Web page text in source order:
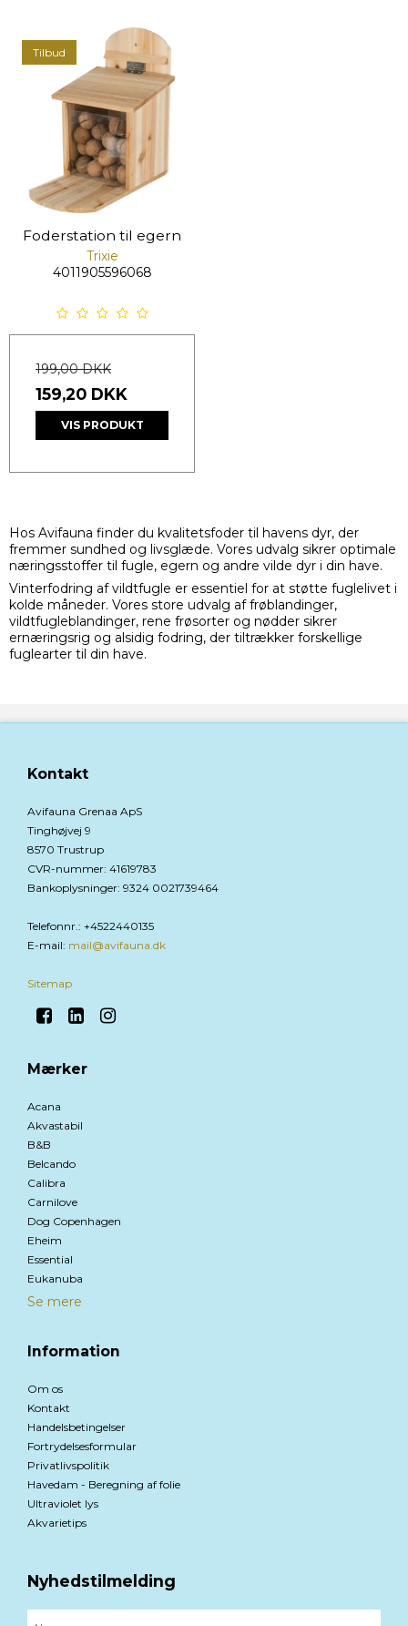
Tilbud
Foderstation til egern
Trixie
4011905596068
199,00 DKK
159,20 DKK
VIS PRODUKT
Hos Avifauna finder du kvalitetsfoder til havens dyr, der
fremmer sundhed og livsglæde. Vores udvalg sikrer optimale
næringsstoffer til fugle, egern og andre vilde dyr i din have.
Vinterfodring af vildtfugle er essentiel for at støtte fuglelivet i
kolde måneder. Vores store udvalg af frøblandinger,
vildtfugleblandinger, rene frøsorter og nødder sikrer
ernæringsrig og alsidig fodring, der tiltrækker forskellige
fuglearter til din have.
Kontakt
Avifauna Grenaa ApS
Tinghøjvej 9
8570 Trustrup
CVR-nummer: 41619783
Bankoplysninger: 9324 0021739464
Telefonnr.: +4522440135
E-mail: mail@avifauna.dk
Sitemap
Mærker
Acana
Akvastabil
B&B
Belcando
Calibra
Carnilove
Dog Copenhagen
Eheim
Essential
Eukanuba
Se mere
Information
Om os
Kontakt
Handelsbetingelser
Fortrydelsesformular
Privatlivspolitik
Havedam - Beregning af folie
Ultraviolet lys
Akvarietips
Nyhedstilmelding